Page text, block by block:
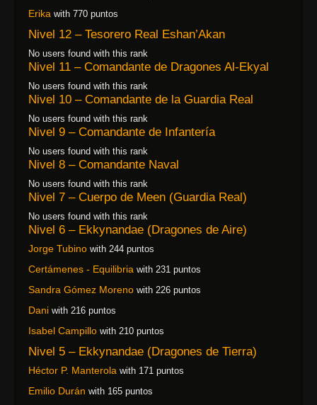
Erika with 770 puntos
Nivel 12 – Tesorero Real Eshan’Akan
No users found with this rank
Nivel 11 – Comandante de Dragones Al-Ekyal
No users found with this rank
Nivel 10 – Comandante de la Guardia Real
No users found with this rank
Nivel 9 – Comandante de Infantería
No users found with this rank
Nivel 8 – Comandante Naval
No users found with this rank
Nivel 7 – Cuerpo de Meen (Guardia Real)
No users found with this rank
Nivel 6 – Ekkynandae (Dragones de Aire)
Jorge Tubino with 244 puntos
Certámenes - Equilibria with 231 puntos
Sandra Gómez Moreno with 226 puntos
Dani with 216 puntos
Isabel Campillo with 210 puntos
Nivel 5 – Ekkynandae (Dragones de Tierra)
Héctor P. Manterola with 171 puntos
Emilio Durán with 165 puntos